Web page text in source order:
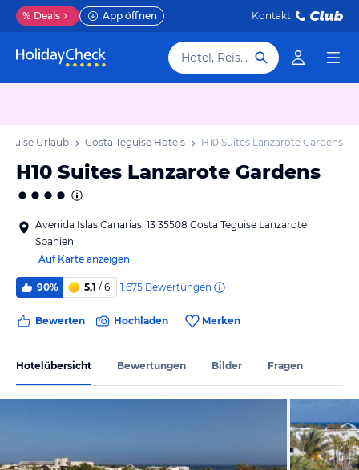
% Deals App öffnen Kontakt
Hotel, Reiseziel
Urlaub Costa Teguise Hotels H10 Suites Lanzarote Gardens
H10 Suites Lanzarote Gardens
Avenida Islas Canarias, 13 35508 Costa Teguise Lanzarote
Spanien
Auf Karte anzeigen
90% 5,1 / 6 1.675 Bewertungen
Bewerten Hochladen Merken
Hotelübersicht Bewertungen Bilder Fragen